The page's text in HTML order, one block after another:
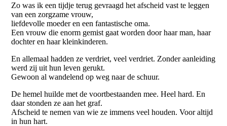
Zo was ik een tijdje terug gevraagd het afscheid vast te leggen
van een zorgzame vrouw,
liefdevolle moeder en een fantastische oma.
Een vrouw die enorm gemist gaat worden door haar man, haar
dochter en haar kleinkinderen.
En allemaal hadden ze verdriet, veel verdriet. Zonder aanleiding
werd zij uit hun leven gerukt.
Gewoon al wandelend op weg naar de schuur.
De hemel huilde met de voortbestaanden mee. Heel hard. En
daar stonden ze aan het graf.
Afscheid te nemen van wie ze immens veel houden. Voor altijd
in hun hart.